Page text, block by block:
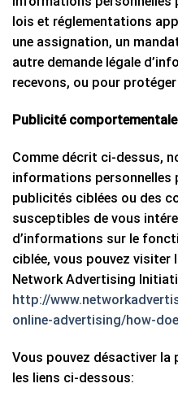
lois et réglementations
une assignation, un
autre demande légale
recevons, ou pour
Publicité comportementale
Comme décrit ci-dessus,
informations personnelles
publicités ciblées ou des
susceptibles de vous
d’informations sur le
ciblée, vous pouvez visiter
Network Advertising
http://
online-advertising/how-
Vous pouvez désactiver
les liens ci-dessous: